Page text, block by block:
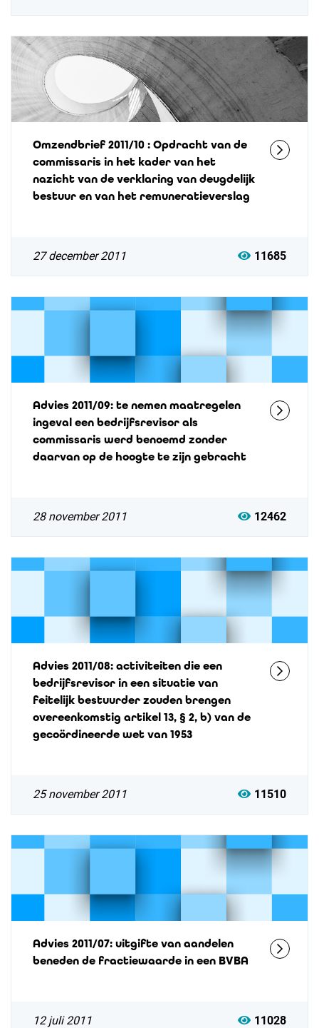
Omzendbrief 2011/10 : Opdracht van de
commissaris in het kader van het
nazicht van de verklaring van deugdelijk
bestuur en van het remuneratieverslag
27 december 2011 11685
Advies 2011/09: te nemen maatregelen
ingeval een bedrijfsrevisor als
commissaris werd benoemd zonder
daarvan op de hoogte te zijn gebracht
28 november 2011 12462
Advies 2011/08: activiteiten die een
bedrijfsrevisor in een situatie van
feitelijk bestuurder zouden brengen
overeenkomstig artikel 13, § 2, b) van de
gecoördineerde wet van 1953
25 november 2011 11510
Advies 2011/07: uitgifte van aandelen
beneden de fractiewaarde in een BVBA
12 juli 2011 11028